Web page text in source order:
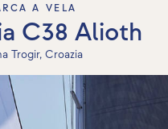
A VELA
C38 Alioth
Trogir, Croazia